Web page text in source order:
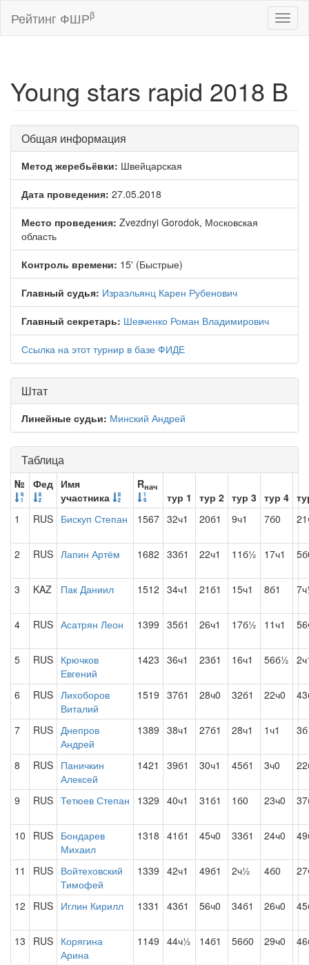
Рейтинг ФШРβ
Young stars rapid 2018 B
Общая информация
Метод жеребьёвки: Швейцарская
Дата проведения: 27.05.2018
Место проведения: Zvezdnyi Gorodok, Московская
область
Контроль времени: 15' (Быстрые)
Главный судья: Израэльянц Карен Рубенович
Главный секретарь: Шевченко Роман Владимирович
Ссылка на этот турнир в базе ФИДЕ
Штат
Линейные судьи: Минский Андрей
Таблица
№ Фед Имя
участника
Rнач
тур 1 тур 2 тур 3 тур 4
1
RUS Бискуп Степан 1567 32ч1 20б1 9ч1 7б0
2 RUS Лапин Артём 1682 33б1 22ч1 11б½ 17ч1
3 KAZ Пак Даниил 1512 34ч1 21б1 15ч1 8б1
4 RUS Асатрян Леон 1399 35б1 26ч1 17б½ 11ч1
5 RUS Крючков
Евгений
1423 36ч1 23б1 16ч1 56б½
6 RUS Лихоборов
Виталий
1519 37б1 28ч0 32б1 22ч0
7 RUS Днепров
Андрей
1389 38ч1 27б1 28ч1 1ч1
8 RUS Паничкин
Алексей
1421 39б1 30ч1 45б1 3ч0
9 RUS Тетюев Степан 1329 40ч1 31б1 1б0 23ч0
10 RUS Бондарев
Михаил
1318 41б1 45ч0 33б1 24ч0
11 RUS Войтеховский
Тимофей
1339 42ч1 49б1 2ч½ 4б0
12 RUS Иглин Кирилл 1331 43б1 56ч0 34б1 26ч0
13 RUS Корягина
Арина
1149 44ч½ 14б1 56б0 29ч0